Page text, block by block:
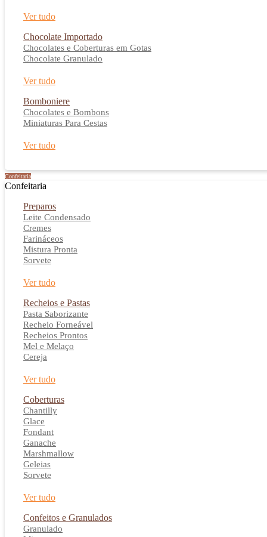
Ver tudo
Chocolate Importado
Chocolates e Coberturas em Gotas
Chocolate Granulado
Ver tudo
Bomboniere
Chocolates e Bombons
Miniaturas Para Cestas
Ver tudo
Confeitaria
Confeitaria
Preparos
Leite Condensado
Cremes
Farináceos
Mistura Pronta
Sorvete
Ver tudo
Recheios e Pastas
Pasta Saborizante
Recheio Forneável
Recheios Prontos
Mel e Melaço
Cereja
Ver tudo
Coberturas
Chantilly
Glace
Fondant
Ganache
Marshmallow
Geleias
Sorvete
Ver tudo
Confeitos e Granulados
Granulado